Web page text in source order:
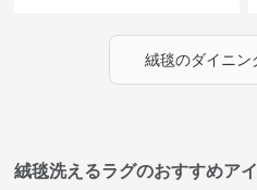
絨毯のダイニン
絨毯洗えるラグのおすすめア